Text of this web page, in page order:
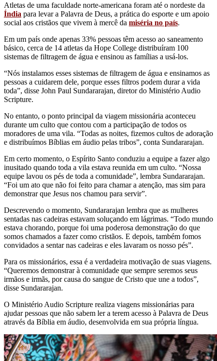
Atletas de uma faculdade norte-americana foram até o nordeste da
Índia para levar a Palavra de Deus, a prática do esporte e um apoio
social aos cristãos que vivem à mercê da miséria no país.
Em um país onde apenas 33% pessoas têm acesso ao saneamento
básico, cerca de 14 atletas da Hope College distribuíram 100
sistemas de filtragem de água e ensinou as famílias a usá-los.
“Nós instalamos esses sistemas de filtragem de água e ensinamos as
pessoas a cuidarem dele, porque esses filtros podem durar a vida
toda”, disse John Paul Sundararajan, diretor do Ministério Audio
Scripture.
No entanto, o ponto principal da viagem missionária aconteceu
durante um culto que contou com a participação de todos os
moradores de uma vila. “Todas as noites, fizemos cultos de adoração
e distribuímos Bíblias em áudio pelas tribos”, conta Sundararajan.
Em certo momento, o Espírito Santo conduziu a equipe a fazer algo
inusitado quando toda a vila estava reunida em um culto. “Nossa
equipe lavou os pés de toda a comunidade”, lembra Sundararajan.
“Foi um ato que não foi feito para chamar a atenção, mas sim para
demonstrar que Jesus nos chamou para servir”.
Descrevendo o momento, Sundararajan lembra que as mulheres
sentadas nas cadeiras estavam soluçando em lágrimas. “Todo mundo
estava chorando, porque foi uma poderosa demonstração do que
somos chamados a fazer como cristãos. E depois, também fomos
convidados a sentar nas cadeiras e eles lavaram os nosso pés”.
Para os missionários, essa é a verdadeira motivação de suas viagens.
“Queremos demonstrar à comunidade que sempre seremos seus
irmãos e irmãs, por causa do sangue de Cristo que une a todos”,
disse Sundararajan.
O Ministério Audio Scripture realiza viagens missionárias para
ajudar pessoas que não sabem ler a terem acesso à Palavra de Deus
através da Bíblia em áudio, desenvolvida em sua própria língua.